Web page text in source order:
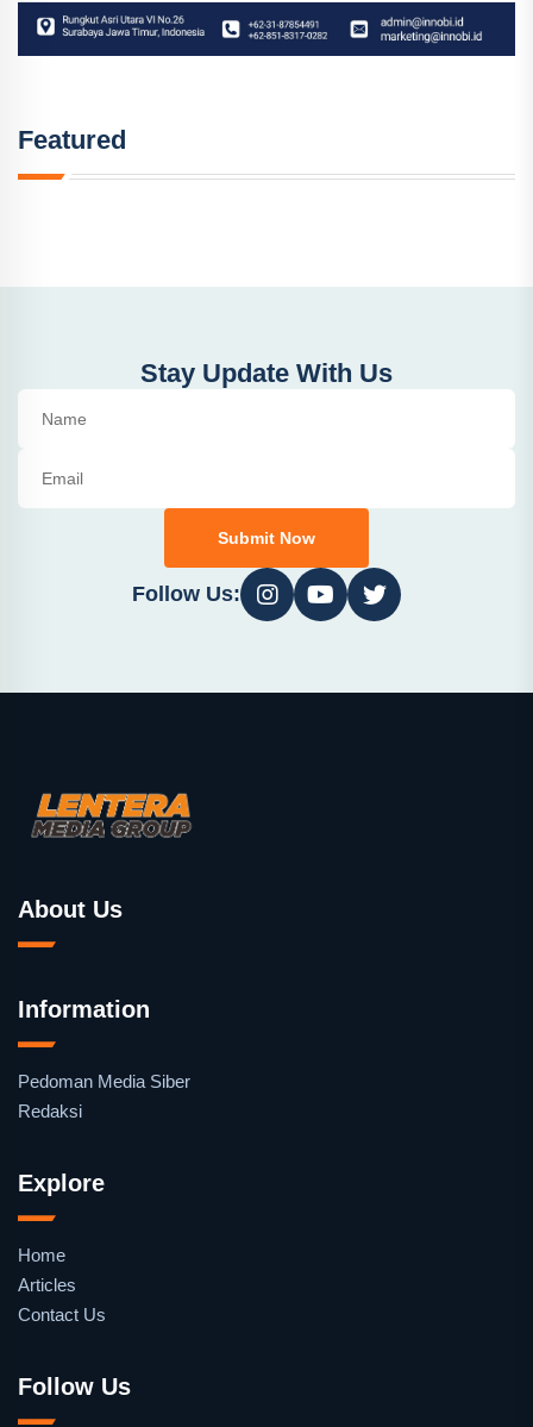
Featured
Stay Update With Us
Submit Now
Follow Us:
About Us
Information
Pedoman Media Siber
Redaksi
Explore
Home
Articles
Contact Us
Follow Us